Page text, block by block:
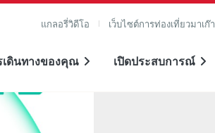
แกลอรี่วิดีโอ เว็บไซต์การท่องเที่ยวมาเก๊า
เดินทางของคุณ เปิดประสบการณ์